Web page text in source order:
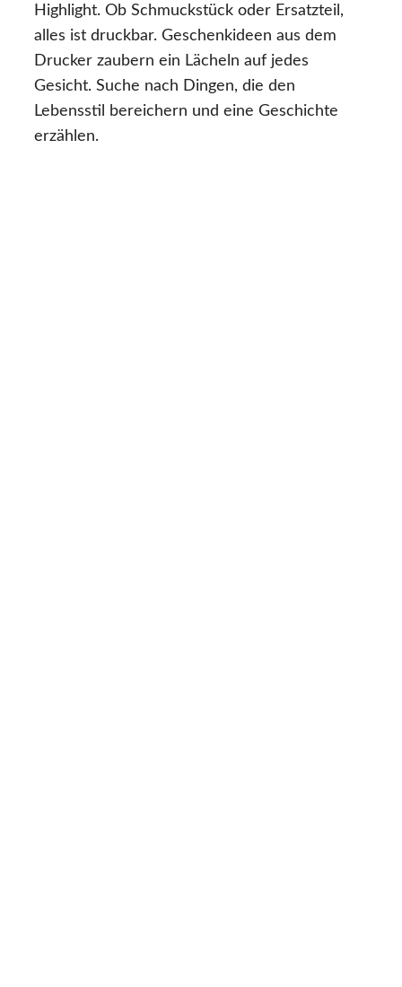
Highlight. Ob Schmuckstück oder Ersatzteil,
alles ist druckbar. Geschenkideen aus dem
Drucker zaubern ein Lächeln auf jedes
Gesicht. Suche nach Dingen, die den
Lebensstil bereichern und eine Geschichte
erzählen.